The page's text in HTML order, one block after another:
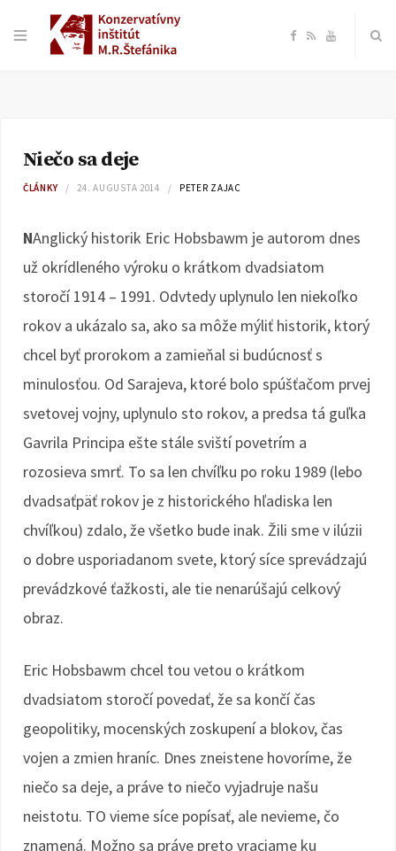
F
o
R Y
e
Niečo sa deje
ČLÁNKY 24. AUGUSTA 2014 PETER ZAJAC
NAnglický historik Eric Hobsbawm je autorom dnes
už okrídleného výroku o krátkom dvadsiatom
storočí 1914 – 1991. Odvtedy uplynulo len niekoľko
rokov a ukázalo sa, ako sa môže mýliť historik, ktorý
chcel byť prorokom a zamieňal si budúcnosť s
minulosťou. Od Sarajeva, ktoré bolo spúšťačom prvej
svetovej vojny, uplynulo sto rokov, a predsa tá guľka
Gavrila Principa ešte stále sviští povetrím a
rozosieva smrť. To sa len chvíľku po roku 1989 (lebo
dvadsaťpäť rokov je z historického hľadiska len
chvíľkou) zdalo, že všetko bude inak. Žili sme v ilúzii
o dobre usporiadanom svete, ktorý síce sprevádzajú
prevádzkové ťažkosti, ale tie nenarúšajú celkový
obraz.
Eric Hobsbawm chcel tou vetou o krátkom
dvadsiatom storočí povedať, že sa končí čas
geopolitiky, mocenských zoskupení a blokov, čas
vojen a zmien hraníc. Dnes zneistene hovoríme, že
niečo sa deje, a práve to niečo vyjadruje našu
neistotu. TO vieme síce popísať, ale nevieme, čo
znamená. Možno sa práve preto vraciame ku